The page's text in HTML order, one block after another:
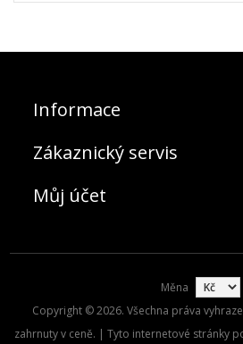
Informace
Zákaznický servis
Můj účet
Měna
Copyright © 2026. Všechna práva
zahrnuty v ceně. | Tyto internetové stránky